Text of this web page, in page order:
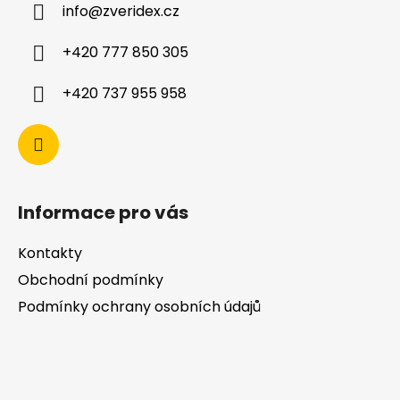
info@zveridex.cz
+420 777 850 305
+420 737 955 958
Informace pro vás
Kontakty
Obchodní podmínky
Podmínky ochrany osobních údajů